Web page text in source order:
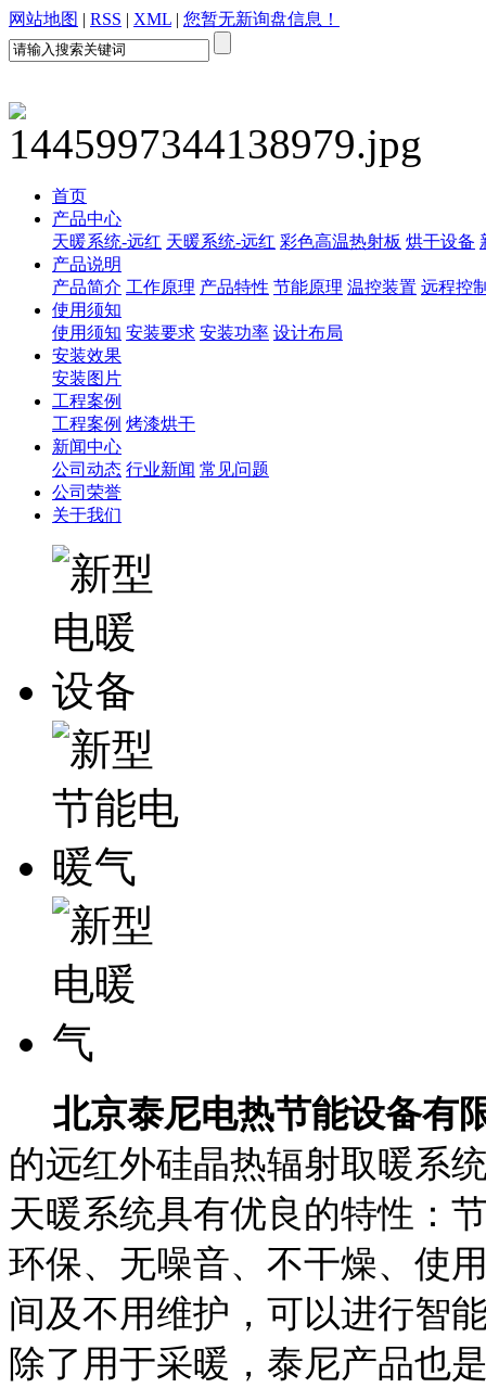
网站地图 | RSS | XML | 您暂无新询盘信息！
首页
产品中心
天暖系统-远红 天暖系统-远红 彩色高温热射板 烘干设备
产品说明
产品简介 工作原理 产品特性 节能原理 温控装置 远程控
使用须知
使用须知 安装要求 安装功率 设计布局
安装效果
安装图片
工程案例
工程案例 烤漆烘干
新闻中心
公司动态 行业新闻 常见问题
公司荣誉
关于我们
北京泰尼电热节能设备有
的远红外硅晶热辐射取暖系
天暖系统具有优良的特性：
环保、无噪音、不干燥、使
间及不用维护，可以进行智
除了用于采暖，泰尼产品也